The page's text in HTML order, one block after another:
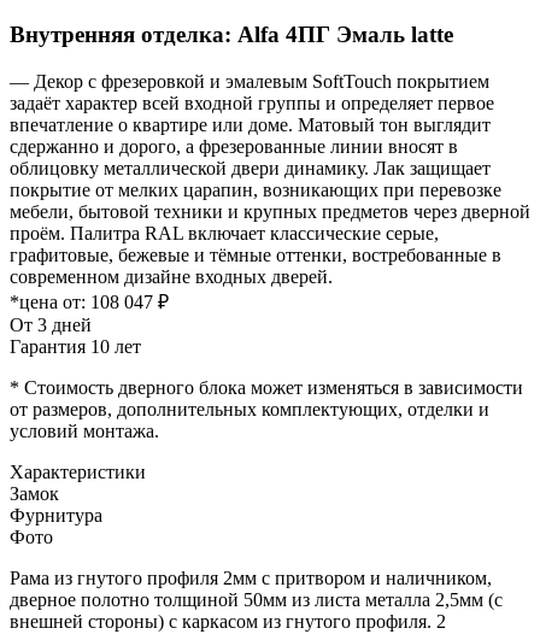
Внутренняя отделка: Alfa 4ПГ Эмаль latte
— Декор с фрезеровкой и эмалевым SoftTouch покрытием
задаёт характер всей входной группы и определяет первое
впечатление о квартире или доме. Матовый тон выглядит
сдержанно и дорого, а фрезерованные линии вносят в
облицовку металлической двери динамику. Лак защищает
покрытие от мелких царапин, возникающих при перевозке
мебели, бытовой техники и крупных предметов через дверной
проём. Палитра RAL включает классические серые,
графитовые, бежевые и тёмные оттенки, востребованные в
современном дизайне входных дверей.
*цена от: 108 047 ₽
От 3 дней
Гарантия 10 лет
* Стоимость дверного блока может изменяться в зависимости
от размеров, дополнительных комплектующих, отделки и
условий монтажа.
Характеристики
Замок
Фурнитура
Фото
Рама из гнутого профиля 2мм с притвором и наличником,
дверное полотно толщиной 50мм из листа металла 2,5мм (с
внешней стороны) c каркасом из гнутого профиля. 2